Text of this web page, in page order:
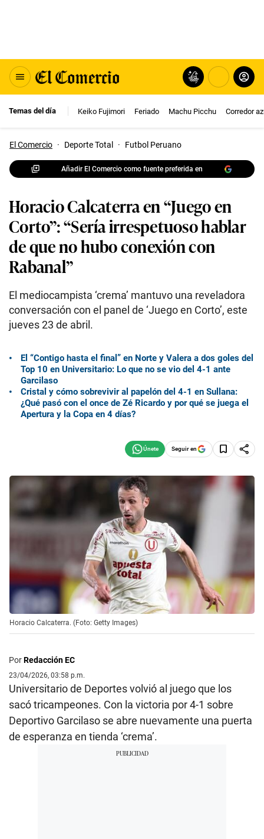
Temas del día Keiko Fujimori Feriado Machu Picchu Corredor
El Comercio · Deporte Total · Futbol Peruano
Añadir El Comercio como fuente preferida en
Horacio Calcaterra en “Juego en
Corto”: “Sería irrespetuoso hablar
de que no hubo conexión con
Rabanal”
El mediocampista ‘crema’ mantuvo una reveladora
conversación con el panel de ‘Juego en Corto’, este
jueves 23 de abril.
El “Contigo hasta el final” en Norte y Valera a dos goles del
Top 10 en Universitario: Lo que no se vio del 4-1 ante
Garcilaso
Cristal y cómo sobrevivir al papelón del 4-1 en Sullana:
¿Qué pasó con el once de Zé Ricardo y por qué se juega el
Apertura y la Copa en 4 días?
Seguir en
Horacio Calcaterra. (Foto: Getty Images)
PorRedacción EC
23/04/2026, 03:58 p.m.
Universitario de Deportes volvió al juego que los
sacó tricampeones. Con la victoria por 4-1 sobre
Deportivo Garcilaso se abre nuevamente una puerta
de esperanza en tienda ‘crema’.